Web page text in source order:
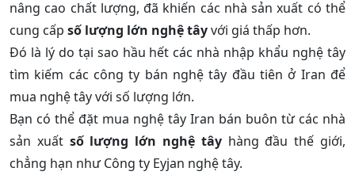
nâng cao chất lượng, đã khiến các nhà sản xuất có thể
cung cấp số lượng lớn nghệ tâyvới giá thấp hơn.
Đó là lý do tại sao hầu hết các nhà nhập khẩu nghệ tây
tìm kiếm các công ty bán nghệ tây đầu tiên ở Iran để
mua nghệ tây với số lượng lớn.
Bạn có thể đặt mua nghệ tây Iran bán buôn từ các nhà
sản xuất số lượng lớn nghệ tây hàng đầu thế giới,
chẳng hạn như Công ty Eyjan nghệ tây.